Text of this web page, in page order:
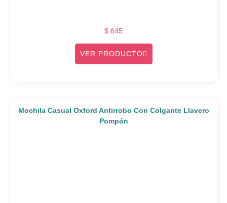
$ 645
VER PRODUCTO
Mochila Casual Oxford Antirrobo Con Colgante Llavero
Pompón